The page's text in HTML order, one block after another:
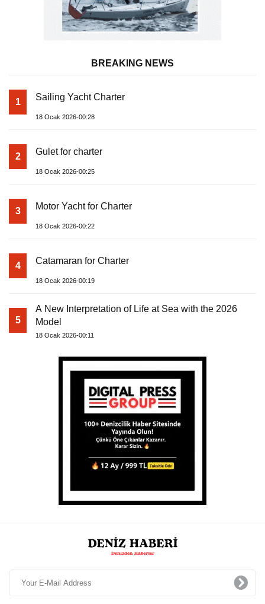
BREAKING NEWS
1 Sailing Yacht Charter
18 Ocak 2026-00:28
2 Gulet for charter
18 Ocak 2026-00:25
3 Motor Yacht for Charter
18 Ocak 2026-00:22
4 Catamaran for Charter
18 Ocak 2026-00:19
5
A New Interpretation of Life at Sea with the 2026
Model
18 Ocak 2026-00:11